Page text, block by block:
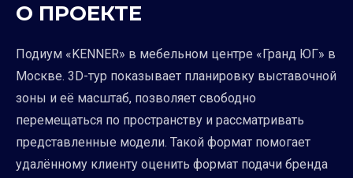
О ПРОЕКТЕ
Подиум «KENNER» в мебельном центре «Гранд ЮГ» в
Москве. 3D-тур показывает планировку выставочной
зоны и её масштаб, позволяет свободно
перемещаться по пространству и рассматривать
представленные модели. Такой формат помогает
удалённому клиенту оценить формат подачи бренда